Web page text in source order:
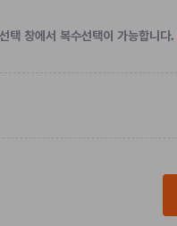
택 창에서 복수선택이 가능합니다.